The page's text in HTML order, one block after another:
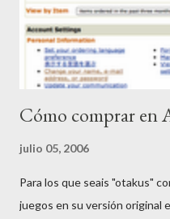
Cómo comprar en
julio 05, 2006
Para los que seais "otakus"
juegos en su versión original